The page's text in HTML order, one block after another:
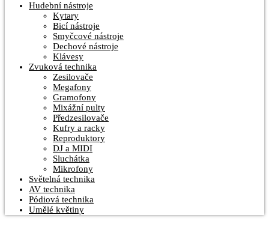
Hudební nástroje
Kytary
Bicí nástroje
Smyčcové nástroje
Dechové nástroje
Klávesy
Zvuková technika
Zesilovače
Megafony
Gramofony
Mixážní pulty
Předzesilovače
Kufry a racky
Reproduktory
DJ a MIDI
Sluchátka
Mikrofony
Světelná technika
AV technika
Pódiová technika
Umělé květiny